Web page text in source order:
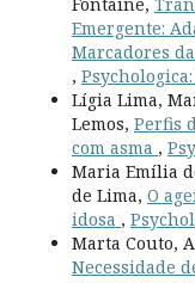
Emergente:
Marcadores
, Psychologica:
Lígia Lima,
Lemos, Perfis
com asma ,
Maria Emília
de Lima, O
idosa ,
Marta Couto,
Necessidade